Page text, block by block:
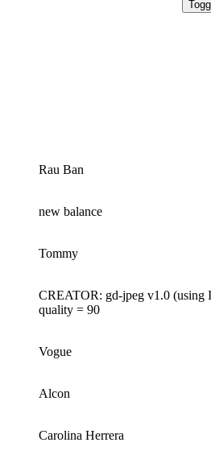
Rau Ban
new balance
Tommy
CREATOR: gd-jpeg v1.0 (using
quality = 90
Vogue
Alcon
Carolina Herrera